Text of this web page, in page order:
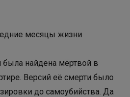
найдена мёртвой в
Версий её смерти было
до самоубийства. Да